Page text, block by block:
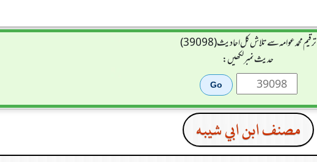
ترقیم محمدعوامہ سے تلاش کل احادیث (39098)
حدیث نمبر لکھیں:
مصنف ابن ابي شيبه